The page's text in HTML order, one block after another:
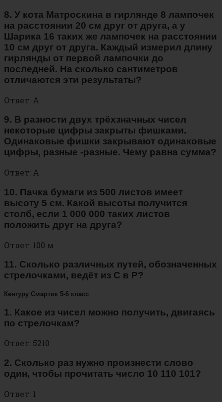
8. У кота Матроскина в гирлянде 8 лампочек
на расстоянии 20 см друг от друга, а у
Шарика 16 таких же лампочек на расстоянии
10 см друг от друга. Каждый измерил длину
гирлянды от первой лампочки до
последней. На сколько сантиметров
отличаются эти результаты?
Ответ: А
9. В разности двух трёхзначных чисел
некоторые цифры закрыты фишками.
Одинаковые фишки закрывают одинаковые
цифры, разные -разные. Чему равна сумма?
Ответ: А
10. Пачка бумаги из 500 листов имеет
высоту 5 см. Какой высоты получится
столб, если 1 000 000 таких листов
положить друг на друга?
Ответ: 100 м
11. Сколько различных путей, обозначенных
стрелочками, ведёт из С в Р?
Кенгуру Смартик 5-6 класс
1. Какое из чисел можно получить, двигаясь
по стрелочкам?
Ответ: 5210
2. Сколько раз нужно произнести слово
один, чтобы прочитать число 10 110 101?
Ответ: 1